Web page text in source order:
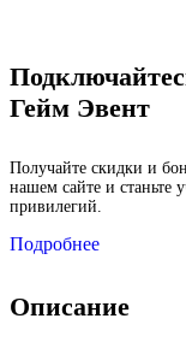
Гейм Эвент
Получайте скидки и
нашем сайте и станьте
привилегий.
Подробнее
Описание